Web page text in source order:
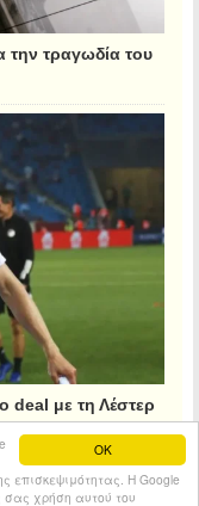
OK
επισκεψιμότητας. Η Google
σας χρήση αυτού του
τραγωδία του
deal με τη Λέστερ